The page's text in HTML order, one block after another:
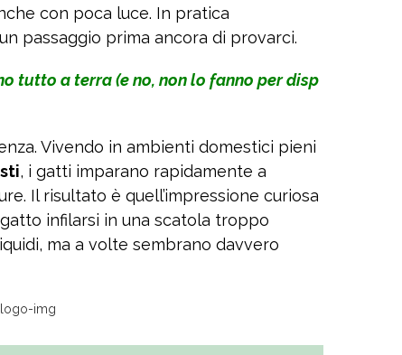
con poca luce. In pratica
passaggio prima ancora di provarci.
tutto a terra (e no, non lo fanno per disp
Vivendo in ambienti domestici pieni
, i gatti imparano rapidamente a
Il risultato è quell’impressione curiosa
infilarsi in una scatola troppo
ma a volte sembrano davvero